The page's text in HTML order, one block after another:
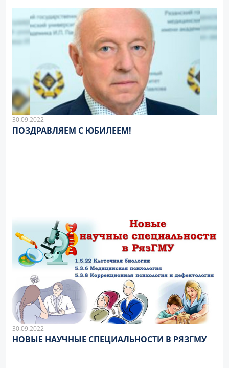
30.09.2022
ПОЗДРАВЛЯЕМ С ЮБИЛЕЕМ!
30.09.2022
НОВЫЕ НАУЧНЫЕ СПЕЦИАЛЬНОСТИ В РЯЗГМУ